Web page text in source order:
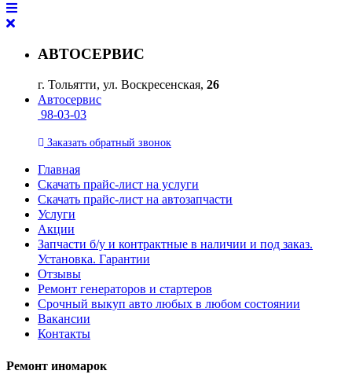
АВТОСЕРВИС
г. Тольятти, ул. Воскресенская, 26
Автосервис
98-03-03
Заказать обратный звонок
Главная
Скачать прайс-лист на услуги
Скачать прайс-лист на автозапчасти
Услуги
Акции
Запчасти б/у и контрактные в наличии и под заказ.
Установка. Гарантии
Отзывы
Ремонт генераторов и стартеров
Cрочный выкуп авто любых в любом состоянии
Вакансии
Контакты
Ремонт иномарок